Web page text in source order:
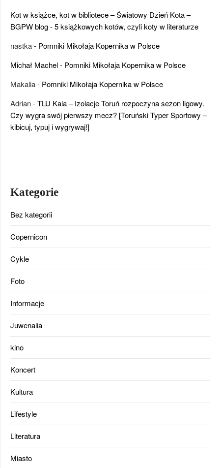
Kot w książce, kot w bibliotece – Światowy Dzień Kota –
BGPW blog-5 książkowych kotów, czyli koty w literaturze
nastka- Pomniki Mikołaja Kopernika w Polsce
Michał Machel- Pomniki Mikołaja Kopernika w Polsce
Makalia- Pomniki Mikołaja Kopernika w Polsce
Adrian-TLU Kala – Izolacje Toruń rozpoczyna sezon ligowy.
Czy wygra swój pierwszy mecz? [Toruński Typer Sportowy –
kibicuj, typuj i wygrywaj!]
Kategorie
Bez kategorii
Copernicon
Cykle
Foto
Informacje
Juwenalia
kino
Koncert
Kultura
Lifestyle
Literatura
Miasto